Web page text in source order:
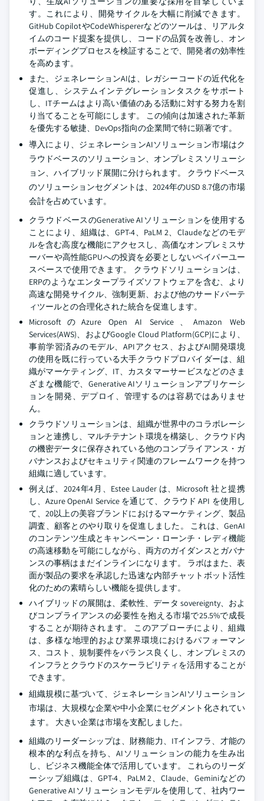
す。これにより、開発サイクルを大幅に削減できます。
GitHub CopilotやCodeWhispererなどのツールは、リアルタ
イムのコード提案を提供し、コードの品質を改善し、オン
ボーディングプロセスを検証することで、開発者の効率性
を高めます。
また、ジェネレーションAIは、レガシーコードの近代化を
促進し、システムインテグレーションタスクをサポート
し、ITチームはより高い価値のある活動に対する努力を割
り当てることを可能にします。 この傾向は加速された革新
を優先する敏捷、DevOps指向の企業間で特に顕著です。
導入により、ジェネレーションAIソリューション市場はク
ラウドベースのソリューション、オンプレミスソリューシ
ョン、ハイブリッド展開に分けられます。 クラウドベース
のソリューションセグメントは、2024年のUSD 8.7億の市場
会計を占めています。
クラウドベースのGenerative AIソリューションを使用する
ことにより、組織は、GPT-4、PaLM 2、Claudeなどのモデ
ルを含む高度な機能にアクセスし、高価なオンプレミスサ
ーバーや高性能GPUへの投資を必要としないペイパーユー
スベースで使用できます。 クラウドソリューションは、
ERPのようなエンタープライズソフトウェアを含む、より
高速な開発サイクル、強制更新、および他のサードパーテ
ィツールとの合理化された統合を促進します。
MicrosoftのAzure Open AI Service、Amazon Web
Services(AWS)、およびGoogle Cloud Platform(GCP)により、
事前学習済みのモデル、APIアクセス、およびAI開発環境
の使用を既に行っている大手クラウドプロバイダーは、組
織がマーケティング、IT、カスタマーサービスなどのさま
ざまな機能で、Generative AIソリューションアプリケーシ
ョンを開発、デプロイ、管理するのは容易ではありませ
ん。
クラウドソリューションは、組織が世界中のコラボレーシ
ョンと連携し、マルチテナント環境を構築し、クラウド内
の機密データに保存されている他のコンプライアンス・ガ
バナンスおよびセキュリティ関連のフレームワークを持つ
組織に適しています。
例えば、2024年4月、Estee Lauder は、Microsoft 社と提携
し、Azure OpenAI Service を通じて、クラウド API を使用し
て、20以上の美容ブランドにおけるマーケティング、製品
調査、顧客とのやり取りを促進しました。 これは、GenAI
のコンテンツ生成とキャンペーン・ローンチ・レディ機能
の高速移動を可能にしながら、両方のガイダンスとガバナ
ンスの事柄はまだインラインになります。 ラボはまた、表
面が製品の要求を承認した迅速な内部チャットボット活性
化のための素晴らしい機能を提供します。
ハイブリッドの展開は、柔軟性、データ sovereignty、およ
びコンプライアンスの必要性を抱える市場で25.5%で成長
することが期待されます。 このアプローチにより、組織
は、多様な地理的および業界環境におけるパフォーマン
ス、コスト、規制要件をバランス良くし、オンプレミスの
インフラとクラウドのスケーラビリティを活用することが
できます。
組織規模に基づいて、ジェネレーションAIソリューション
市場は、大規模な企業や中小企業にセグメント化されてい
ます。 大きい企業は市場を支配しました。
組織のリーダーシップは、財務能力、ITインフラ、才能の
根本的な利点を持ち、AIソリューションの能力を生み出
し、ビジネス機能全体で活用しています。 これらのリーダ
ーシップ組織は、GPT-4、PaLM 2、Claude、Geminiなどの
Generative AIソリューションモデルを使用して、社内ワー